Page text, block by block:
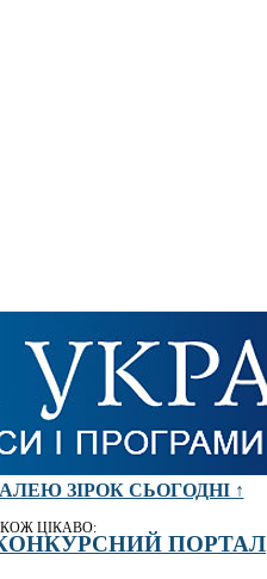
ЗІРОК СЬОГОДНІ ↑
ЦІКАВО:
ПОРТАЛ